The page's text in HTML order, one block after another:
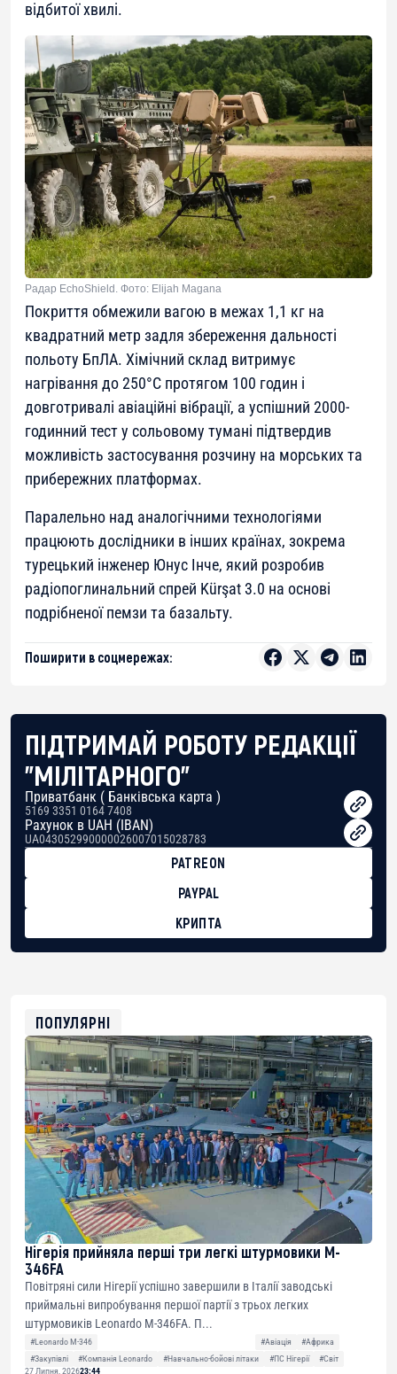
відбитої хвилі.
Радар EchoShield. Фото: Elijah Magana
Покриття обмежили вагою в межах 1,1 кг на
квадратний метр задля збереження дальності
польоту БпЛА. Хімічний склад витримує
нагрівання до 250°C протягом 100 годин і
довготривалі авіаційні вібрації, а успішний 2000-
годинний тест у сольовому тумані підтвердив
можливість застосування розчину на морських та
прибережних платформах.
Паралельно над аналогічними технологіями
працюють дослідники в інших країнах, зокрема
турецький інженер Юнус Інче, який розробив
радіопоглинальний спрей Kürşat 3.0 на основі
подрібненої пемзи та базальту.
Поширити в соцмережах:
ПІДТРИМАЙ РОБОТУ РЕДАКЦІЇ
"МІЛІТАРНОГО"
Приватбанк ( Банківська карта )
5169 3351 0164 7408
Рахунок в UAH (IBAN)
UA043052990000026007015028783
PATREON
PAYPAL
КРИПТА
0xfD02863D3289416fcF50975c9DFda13623f97758
ПОПУЛЯРНІ
Нігерія прийняла перші три легкі штурмовики M-
346FA
Повітряні сили Нігерії успішно завершили в Італії заводські
приймальні випробування першої партії з трьох легких
штурмовиків Leonardo M-346FA. П...
#Leonardo M-346 #Авіація
#Африка
#Закупівлі
#Компанія Leonardo #Навчально-бойові літаки #ПС Нігерії
#Світ
27 Липня, 202623:44